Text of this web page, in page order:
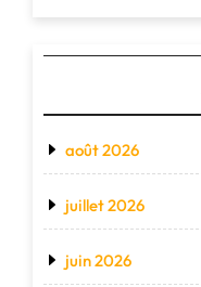
août 2026
juillet 2026
juin 2026